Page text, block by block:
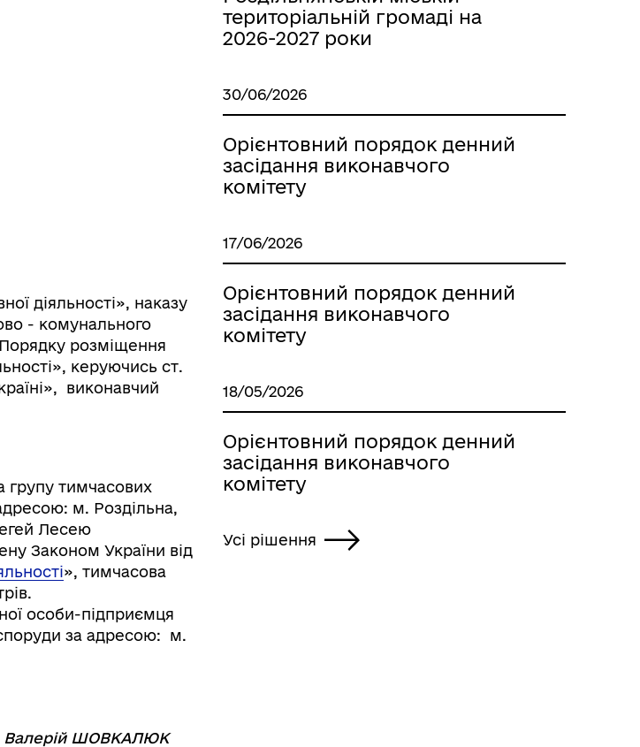
ветеранам та їхнім родинам
діяльності», наказу
- комунального
Порядку розміщення
керуючись ст.
виконавчий
групу тимчасових
м. Роздільна,
Лесею
Законом України від
», тимчасова
особи-підприємця
за адресою: м.
Валерій ШОВКАЛЮК
територіальній громаді на
2026-2027 роки
30/06/2026
Орієнтовний порядок денний
засідання виконавчого
комітету
17/06/2026
Орієнтовний порядок денний
засідання виконавчого
комітету
18/05/2026
Орієнтовний порядок денний
засідання виконавчого
комітету
Усі рішення